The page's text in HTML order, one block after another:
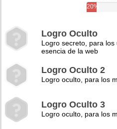
20%
Logro Oculto
Logro secreto, para
esencia de la web
Logro Oculto 2
Logro oculto, para los
Logro Oculto 3
Logro oculto, para los